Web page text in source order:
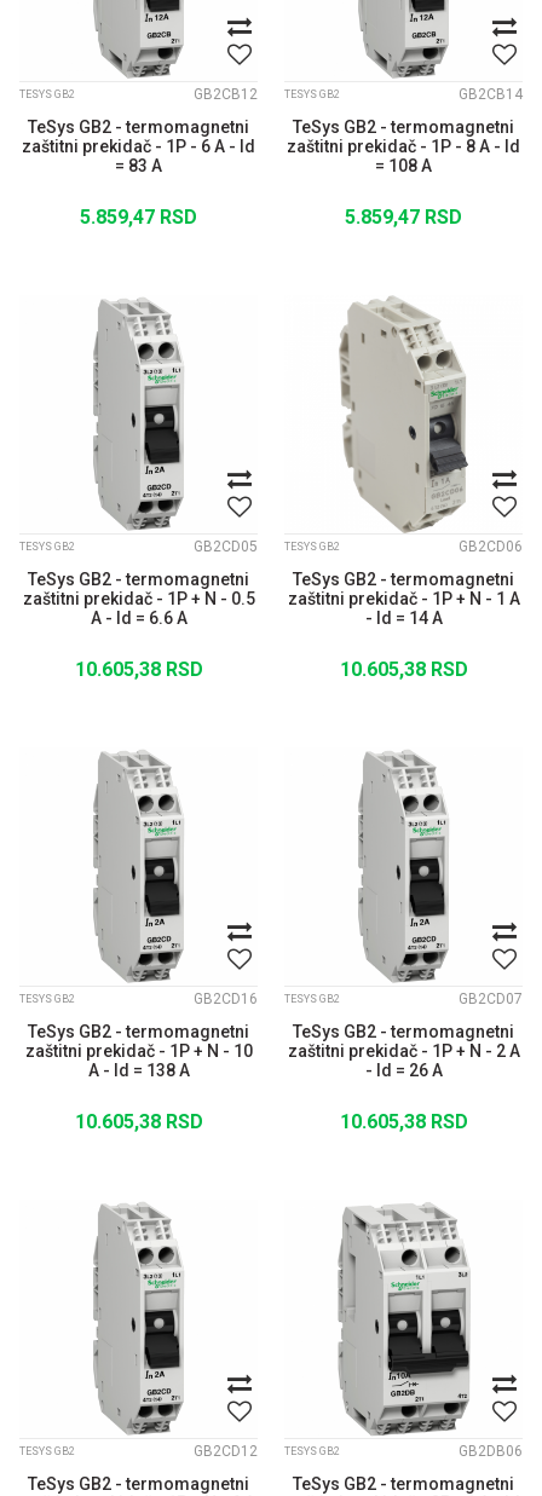
TESYS GB2 GB2CB12
TeSys GB2 - termomagnetni
zaštitni prekidač - 1P - 6 A - Id
= 83 A
5.859,47 RSD
TESYS GB2 GB2CB14
TeSys GB2 - termomagnetni
zaštitni prekidač - 1P - 8 A - Id
= 108 A
5.859,47 RSD
TESYS GB2 GB2CD05
TeSys GB2 - termomagnetni
zaštitni prekidač - 1P + N - 0.5
A - Id = 6.6 A
10.605,38 RSD
TESYS GB2 GB2CD06
TeSys GB2 - termomagnetni
zaštitni prekidač - 1P + N - 1 A
- Id = 14 A
10.605,38 RSD
TESYS GB2 GB2CD16
TeSys GB2 - termomagnetni
zaštitni prekidač - 1P + N - 10
A - Id = 138 A
10.605,38 RSD
TESYS GB2 GB2CD07
TeSys GB2 - termomagnetni
zaštitni prekidač - 1P + N - 2 A
- Id = 26 A
10.605,38 RSD
TESYS GB2 GB2CD12
TeSys GB2 - termomagnetni
TESYS GB2 GB2DB06
TeSys GB2 - termomagnetni